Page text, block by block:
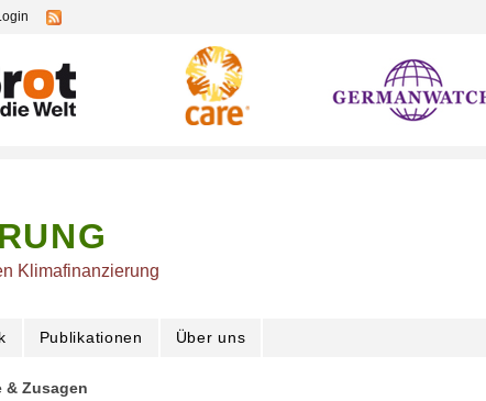
Klimafinanzierung
Publikationen Über uns
& Zusagen